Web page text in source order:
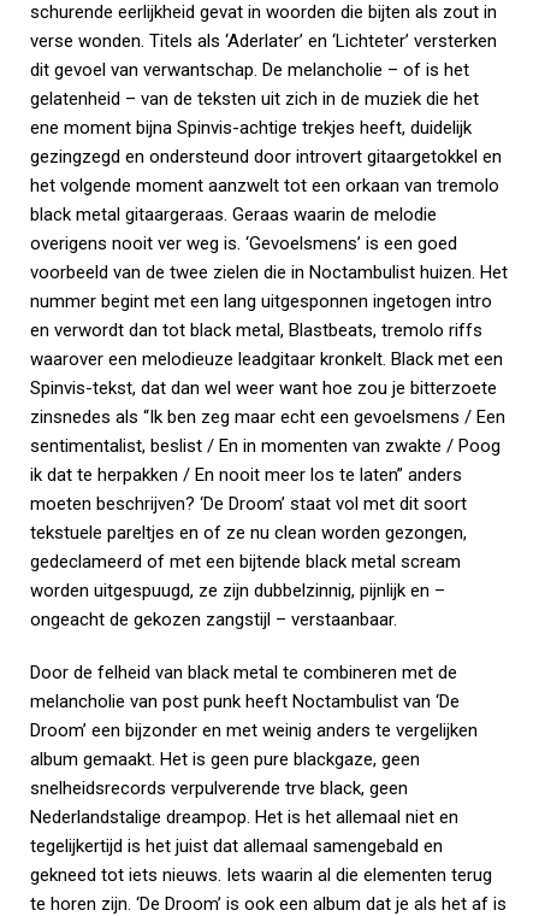
schurende eerlijkheid gevat in woorden die bijten als zout in
verse wonden. Titels als ‘Aderlater’ en ‘Lichteter’ versterken
dit gevoel van verwantschap. De melancholie – of is het
gelatenheid – van de teksten uit zich in de muziek die het
ene moment bijna Spinvis-achtige trekjes heeft, duidelijk
gezingzegd en ondersteund door introvert gitaargetokkel en
het volgende moment aanzwelt tot een orkaan van tremolo
black metal gitaargeraas. Geraas waarin de melodie
overigens nooit ver weg is. ‘Gevoelsmens’ is een goed
voorbeeld van de twee zielen die in Noctambulist huizen. Het
nummer begint met een lang uitgesponnen ingetogen intro
en verwordt dan tot black metal, Blastbeats, tremolo riffs
waarover een melodieuze leadgitaar kronkelt. Black met een
Spinvis-tekst, dat dan wel weer want hoe zou je bitterzoete
zinsnedes als “Ik ben zeg maar echt een gevoelsmens / Een
sentimentalist, beslist / En in momenten van zwakte / Poog
ik dat te herpakken / En nooit meer los te laten” anders
moeten beschrijven? ‘De Droom’ staat vol met dit soort
tekstuele pareltjes en of ze nu clean worden gezongen,
gedeclameerd of met een bijtende black metal scream
worden uitgespuugd, ze zijn dubbelzinnig, pijnlijk en –
ongeacht de gekozen zangstijl – verstaanbaar.
Door de felheid van black metal te combineren met de
melancholie van post punk heeft Noctambulist van ‘De
Droom’ een bijzonder en met weinig anders te vergelijken
album gemaakt. Het is geen pure blackgaze, geen
snelheidsrecords verpulverende trve black, geen
Nederlandstalige dreampop. Het is het allemaal niet en
tegelijkertijd is het juist dat allemaal samengebald en
gekneed tot iets nieuws. Iets waarin al die elementen terug
te horen zijn. ‘De Droom’ is ook een album dat je als het af is